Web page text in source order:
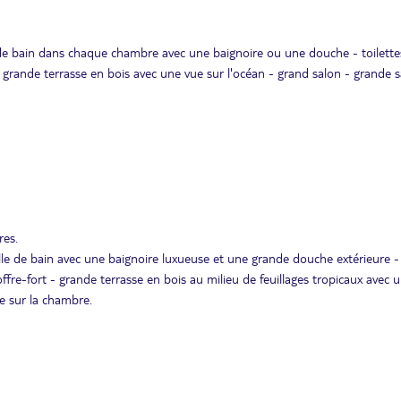
dans chaque chambre avec une baignoire ou une douche -
terrasse en bois avec une vue sur l'océan - grand salon - grande
bain avec une baignoire luxueuse et une grande douche extérieure -
fort - grande terrasse en bois au milieu de feuillages tropicaux avec
sur la chambre.